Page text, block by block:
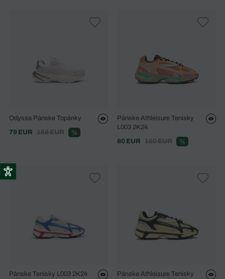
Odyssa Pánske Topánky
79 EUR
158 EUR %
Pánske Athleisure Tenisky
L003 2K24
80 EUR
160 EUR %
Pánske Tenisky L003 2K24
Pánske Athleisure Tenisky